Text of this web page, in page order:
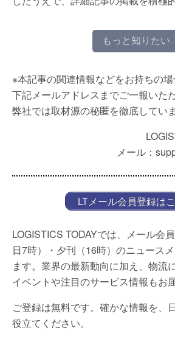
もっと知りたい
※本記事の関連情報などをお持ちの
下記メールアドレスまでご一報いた
弊社では取材源の秘匿を徹底していま
メール：
LTメール会員登録は
LOGISTICS TODAYでは、メール会
日7時）・夕刊（16時）のニュース
ます。業界の最新動向に加え、物流
イベントや注目のサービス情報もお
ご登録は無料です。確かな情報を、
役立てください。